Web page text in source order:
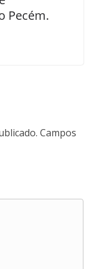
Pecém.
Campos